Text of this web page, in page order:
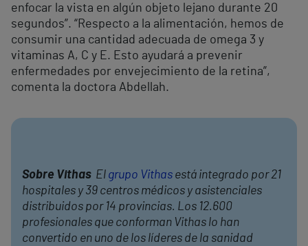
enfocar la vista en algún objeto lejano durante 20
segundos”. “Respecto a la alimentación, hemos de
consumir una cantidad adecuada de omega 3 y
vitaminas A, C y E. Esto ayudará a prevenir
enfermedades por envejecimiento de la retina”,
comenta la doctora Abdellah.
Sobre Vithas El grupo Vithas está integrado por 21
hospitales y 39 centros médicos y asistenciales
distribuidos por 14 provincias. Los 12.600
profesionales que conforman Vithas lo han
convertido en uno de los líderes de la sanidad